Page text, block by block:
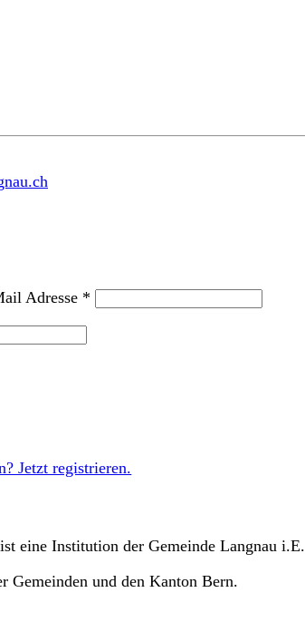
Adresse *
Jetzt registrieren.
eine Institution der Gemeinde Langnau i.E.
Gemeinden und den Kanton Bern.